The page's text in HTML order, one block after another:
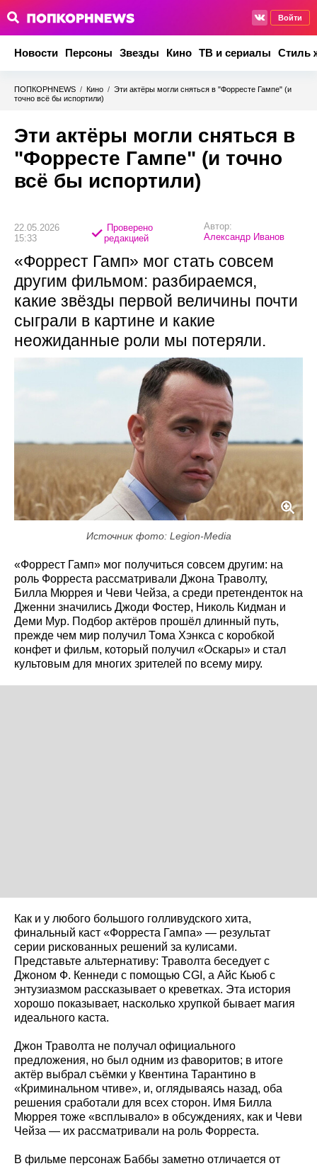
Войти
Новости Персоны Звезды Кино ТВ и сериалы Стиль
ПОПКОРНNEWS / Кино / Эти актёры могли сняться в "Форресте Гампе" (и
точно всё бы испортили)
Эти актёры могли сняться в
"Форресте Гампе" (и точно
всё бы испортили)
22.05.2026
15:33
Проверено
редакцией
Автор:
Александр Иванов
«Форрест Гамп» мог стать совсем
другим фильмом: разбираемся,
какие звёзды первой величины почти
сыграли в картине и какие
неожиданные роли мы потеряли.
Источник фото: Legion-Media
«Форрест Гамп» мог получиться совсем другим: на
роль Форреста рассматривали Джона Траволту,
Билла Мюррея и Чеви Чейза, а среди претенденток на
Дженни значились Джоди Фостер, Николь Кидман и
Деми Мур. Подбор актёров прошёл длинный путь,
прежде чем мир получил Томa Хэнкса с коробкой
конфет и фильм, который получил «Оскары» и стал
культовым для многих зрителей по всему миру.
Как и у любого большого голливудского хита,
финальный каст «Форреста Гампа» — результат
серии рискованных решений за кулисами.
Представьте альтернативу: Траволта беседует с
Джоном Ф. Кеннеди с помощью CGI, а Айс Кьюб с
энтузиазмом рассказывает о креветках. Эта история
хорошо показывает, насколько хрупкой бывает магия
идеального каста.
Джон Траволта не получал официального
предложения, но был одним из фаворитов; в итоге
актёр выбрал съёмки у Квентина Тарантино в
«Криминальном чтиве», и, оглядываясь назад, оба
решения сработали для всех сторон. Имя Билла
Мюррея тоже «всплывало» в обсуждениях, как и Чеви
Чейза — их рассматривали на роль Форреста.
В фильме персонаж Баббы заметно отличается от